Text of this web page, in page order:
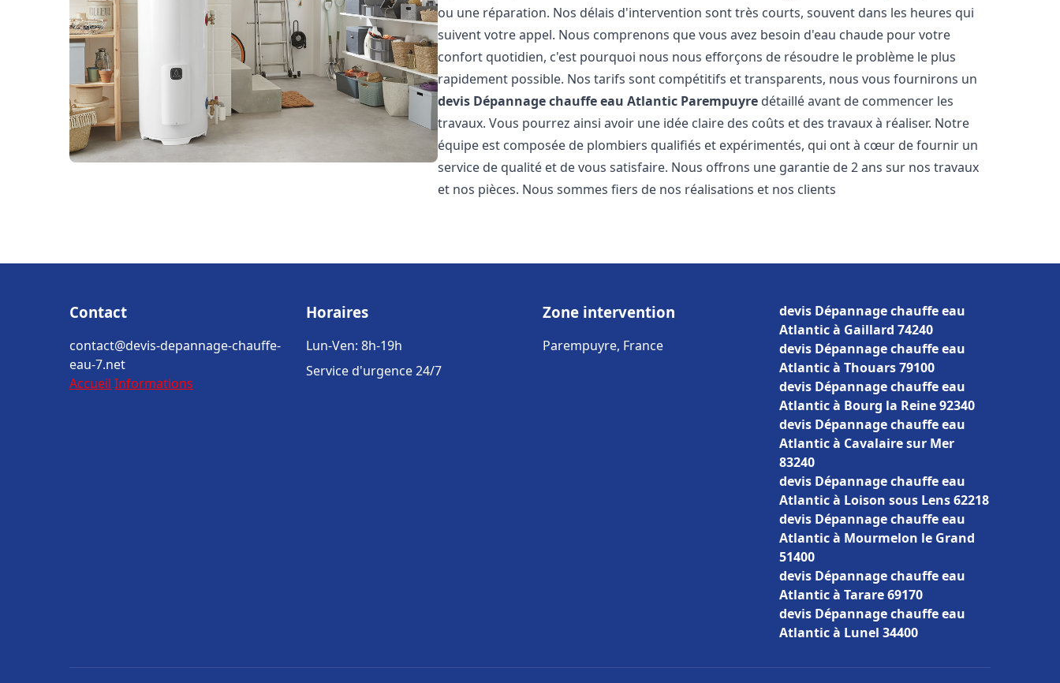
ou une réparation. Nos délais d'intervention sont très courts, souvent dans les heures qui
suivent votre appel. Nous comprenons que vous avez besoin d'eau chaude pour votre
confort quotidien, c'est pourquoi nous nous efforçons de résoudre le problème le plus
rapidement possible. Nos tarifs sont compétitifs et transparents, nous vous fournirons un
devis Dépannage chauffe eau Atlantic Parempuyre détaillé avant de commencer les
travaux. Vous pourrez ainsi avoir une idée claire des coûts et des travaux à réaliser. Notre
équipe est composée de plombiers qualifiés et expérimentés, qui ont à cœur de fournir un
service de qualité et de vous satisfaire. Nous offrons une garantie de 2 ans sur nos travaux
et nos pièces. Nous sommes fiers de nos réalisations et nos clients
Contact
contact@devis-depannage-chauffe-
eau-7.net
Accueil Informations
Horaires
Lun-Ven: 8h-19h
Service d'urgence 24/7
Zone intervention
Parempuyre, France
devis Dépannage chauffe eau
Atlantic à Gaillard 74240
devis Dépannage chauffe eau
Atlantic à Thouars 79100
devis Dépannage chauffe eau
Atlantic à Bourg la Reine 92340
devis Dépannage chauffe eau
Atlantic à Cavalaire sur Mer
83240
devis Dépannage chauffe eau
Atlantic à Loison sous Lens 62218
devis Dépannage chauffe eau
Atlantic à Mourmelon le Grand
51400
devis Dépannage chauffe eau
Atlantic à Tarare 69170
devis Dépannage chauffe eau
Atlantic à Lunel 34400